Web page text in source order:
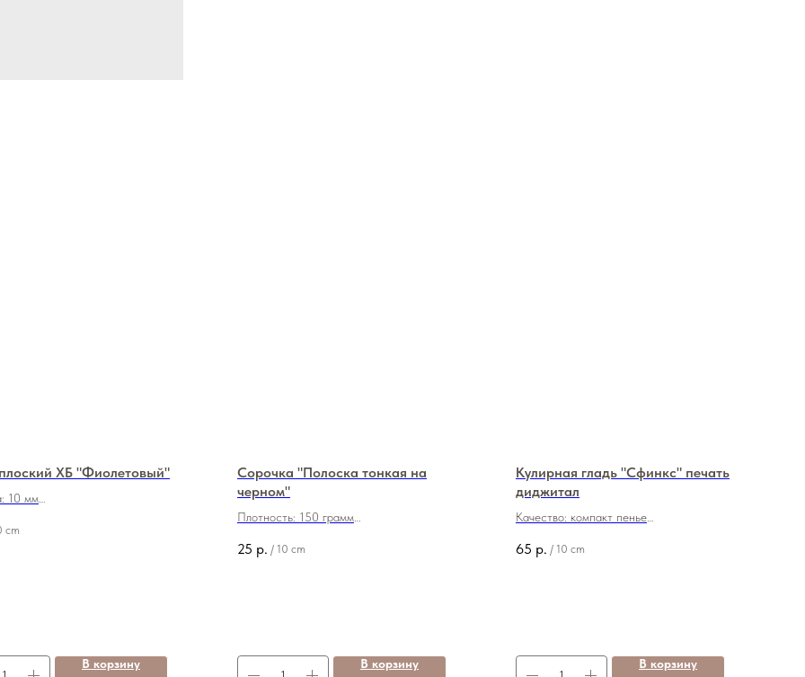
ХБ "Фиолетовый"
10 мм
cm
В корзину
Сорочка "Полоска тонкая на
черном"
Плотность: 150 грамм
Ширина: 140 см
25 р. / 10 cm
В корзину
Кулирная гладь "Сфинкс" печать
диджитал
Качество: компакт пенье
Состав: 95/5 (хб/лайкра)
65 р. / 10 cm
В корзину